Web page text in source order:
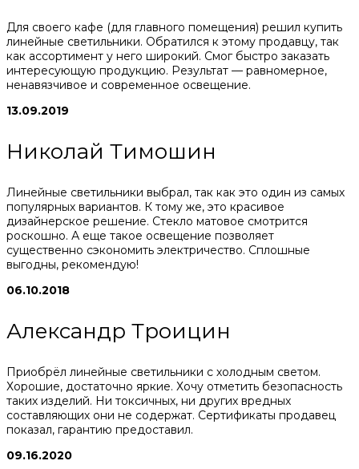
Для своего кафе (для главного помещения) решил купить
линейные светильники. Обратился к этому продавцу, так
как ассортимент у него широкий. Смог быстро заказать
интересующую продукцию. Результат — равномерное,
ненавязчивое и современное освещение.
13.09.2019
Николай Тимошин
Линейные светильники выбрал, так как это один из самых
популярных вариантов. К тому же, это красивое
дизайнерское решение. Стекло матовое смотрится
роскошно. А еще такое освещение позволяет
существенно сэкономить электричество. Сплошные
выгодны, рекомендую!
06.10.2018
Александр Троицин
Приобрёл линейные светильники с холодным светом.
Хорошие, достаточно яркие. Хочу отметить безопасность
таких изделий. Ни токсичных, ни других вредных
составляющих они не содержат. Сертификаты продавец
показал, гарантию предоставил.
09.16.2020